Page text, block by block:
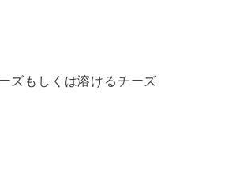
ズもしくは溶けるチーズ